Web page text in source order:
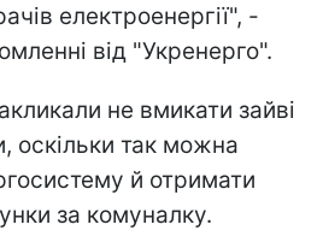
електроенергії", -
від "Укренерго".
не вмикати зайві
оскільки так можна
й отримати
за комуналку.